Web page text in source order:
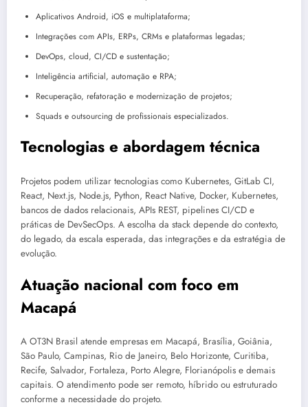
Aplicativos Android, iOS e multiplataforma;
Integrações com APIs, ERPs, CRMs e plataformas legadas;
DevOps, cloud, CI/CD e sustentação;
Inteligência artificial, automação e RPA;
Recuperação, refatoração e modernização de projetos;
Squads e outsourcing de profissionais especializados.
Tecnologias e abordagem técnica
Projetos podem utilizar tecnologias como Kubernetes, GitLab CI,
React, Next.js, Node.js, Python, React Native, Docker, Kubernetes,
bancos de dados relacionais, APIs REST, pipelines CI/CD e
práticas de DevSecOps. A escolha da stack depende do contexto,
do legado, da escala esperada, das integrações e da estratégia de
evolução.
Atuação nacional com foco em
Macapá
A OT3N Brasil atende empresas em Macapá, Brasília, Goiânia,
São Paulo, Campinas, Rio de Janeiro, Belo Horizonte, Curitiba,
Recife, Salvador, Fortaleza, Porto Alegre, Florianópolis e demais
capitais. O atendimento pode ser remoto, híbrido ou estruturado
conforme a necessidade do projeto.